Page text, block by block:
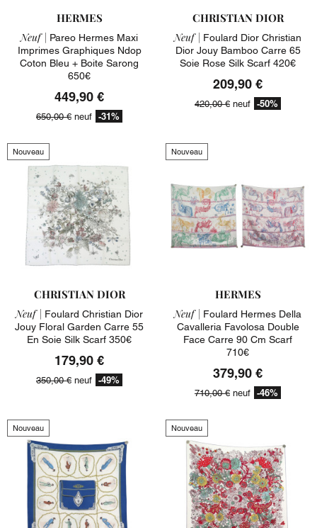
HERMES
Neuf | Pareo Hermes Maxi
Imprimes Graphiques Ndop
Coton Bleu + Boite Sarong
650€
449,90 €
650,00 € neuf -31%
CHRISTIAN DIOR
Neuf | Foulard Dior Christian
Dior Jouy Bamboo Carre 65
Soie Rose Silk Scarf 420€
209,90 €
420,00 € neuf -50%
Nouveau
CHRISTIAN DIOR
Neuf | Foulard Christian Dior
Jouy Floral Garden Carre 55
En Soie Silk Scarf 350€
179,90 €
350,00 € neuf -49%
Nouveau
HERMES
Neuf | Foulard Hermes Della
Cavalleria Favolosa Double
Face Carre 90 Cm Scarf
710€
379,90 €
710,00 € neuf -46%
Nouveau Nouveau